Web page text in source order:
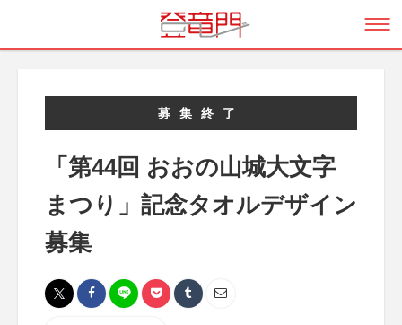
募集終了
「第44回 おおの山城大文字
まつり」記念タオルデザイン
募集